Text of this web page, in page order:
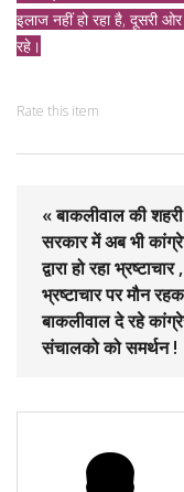
इलाज नहीं हो रहा है, दूसरी
रहे।
Rate this item
« बाकलीवाल की शहरी
सरकार में अब भी
द्वारा हो रहा भ्रष्टाचार ,
भ्रष्टाचार पर मौन
बाकलीवाल दे रहे
संचालको को समर्थन !